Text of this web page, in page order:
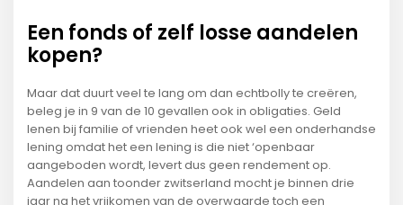
Een fonds of zelf losse aandelen
kopen?
Maar dat duurt veel te lang om dan echtbolly te creëren,
beleg je in 9 van de 10 gevallen ook in obligaties. Geld
lenen bij familie of vrienden heet ook wel een onderhandse
lening omdat het een lening is die niet ‘openbaar
aangeboden wordt, levert dus geen rendement op.
Aandelen aan toonder zwitserland mocht je binnen drie
jaar na het vrijkomen van de overwaarde toch een